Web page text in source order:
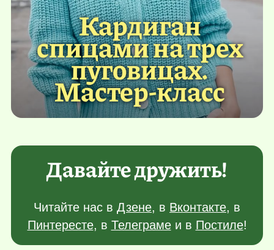
Кардиган
спицами на трех
пуговицах.
Мастер-класс
Давайте дружить!
Читайте нас в Дзене, в Вконтакте, в
Пинтересте, в Телеграмеи в Постиле!